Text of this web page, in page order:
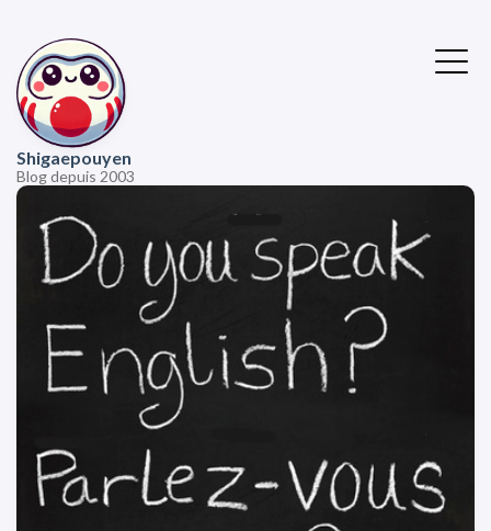
Shigaepouyen
Blog depuis 2003